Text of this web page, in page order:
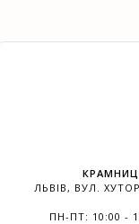
ЛЬВІВ, ВУЛ.
ПН-ПТ: 10:00 -